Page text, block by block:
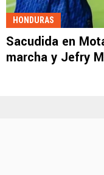
HONDURAS
Sacudida en
marcha y Jefry